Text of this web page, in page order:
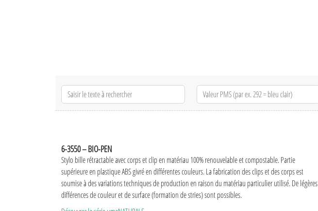
6-3550 – BIO-PEN
Stylo bille rétractable avec corps et clip en matériau 100% renouvelable et compostable. Partie
supérieure en plastique ABS givré en différentes couleurs. La fabrication des clips et des corps est
soumise à des variations techniques de production en raison du matériau particulier utilisé. De légères
différences de couleur et de surface (formation de stries) sont possibles.